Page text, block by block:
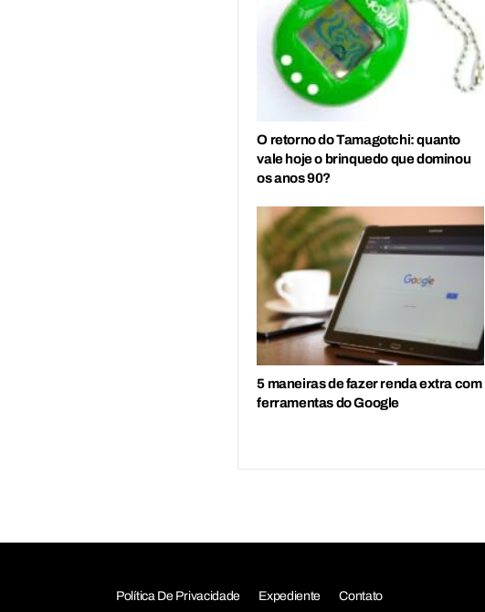
O retorno do Tamagotchi: quanto
vale hoje o brinquedo que dominou
os anos 90?
5 maneiras de fazer renda extra com
ferramentas do Google
Política De Privacidade Expediente Contato